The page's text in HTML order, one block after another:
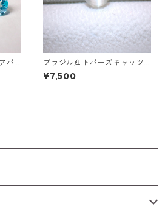
パ
ス
ブラジル産トパーズキャッツ
アイ ラウンドカボションルー
ス 1.6ct 6.4mm*4.3mm
¥7,500